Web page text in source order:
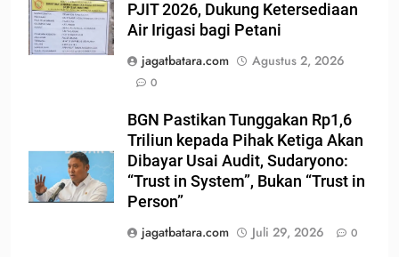
PJIT 2026, Dukung Ketersediaan
Air Irigasi bagi Petani
jagatbatara.com
Agustus 2, 2026
0
BGN Pastikan Tunggakan Rp1,6
Triliun kepada Pihak Ketiga Akan
Dibayar Usai Audit, Sudaryono:
“Trust in System”, Bukan “Trust in
Person”
jagatbatara.com
Juli 29, 2026 0